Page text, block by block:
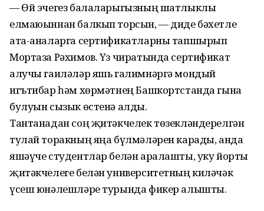
— Өй эчегез балаларыгызның шатлыклы
елмаюыннан балкып торсын, — диде бәхетле
ата-аналарга сертификатларны тапшырып
Мортаза Рәхимов. Үз чиратында сертификат
алучы гаиләләр яшь галимнәргә мондый
игътибар һәм хөрмәтнең Башкортстанда гына
булуын сызык өстенә алды.
Тантанадан соң җитәкчелек төзекләндерелгән
тулай торакның яңа бүлмәләрен карады, анда
яшәүче студентлар белән аралашты, уку йорты
җитәкчелеге белән университетның киләчәк
үсеш юнәлешләре турында фикер алышты.